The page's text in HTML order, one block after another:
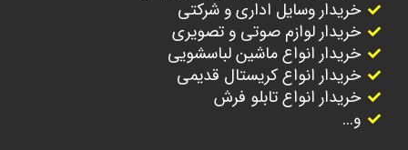
خریدار وسایل اداری و شرکتی
خریدار لوازم صوتی و تصویری
خریدار انواع ماشین لباسشویی
خریدار انواع کریستال قدیمی
خریدار انواع تابلو فرش
و...